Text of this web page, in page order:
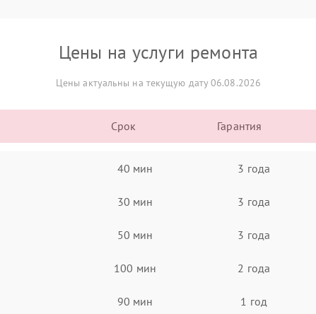
Цены на услуги ремонта
Цены актуальны на текущую дату 06.08.2026
Срок Гарантия
40 мин 3 года
30 мин 3 года
50 мин 3 года
100 мин 2 года
90 мин 1 год